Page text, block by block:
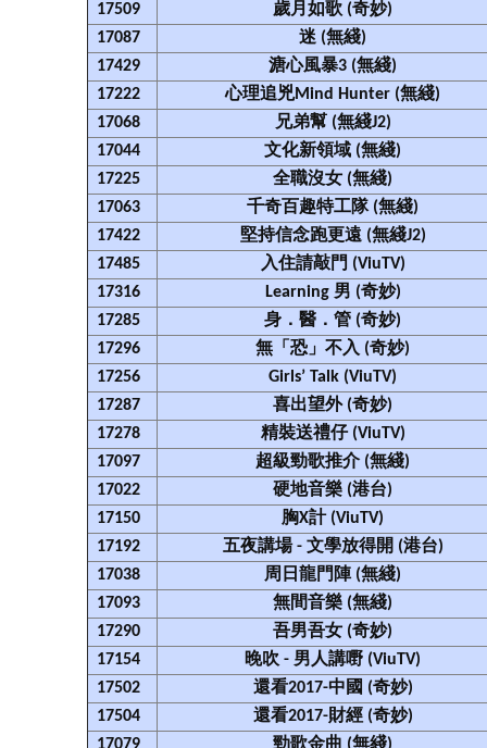
17509
歲月如歌 (奇妙)
17087
迷 (無綫)
17429
溏心風暴3 (無綫)
17222
心理追兇Mind Hunter (無綫)
17068
兄弟幫 (無綫J2)
17044
文化新領域 (無綫)
17225
全職沒女 (無綫)
17063
千奇百趣特工隊 (無綫)
17422
堅持信念跑更遠 (無綫J2)
17485
入住請敲門 (ViuTV)
17316
Learning 男 (奇妙)
17285
身．醫．管 (奇妙)
17296
無「恐」不入 (奇妙)
17256
Girls’ Talk (ViuTV)
17287
喜出望外 (奇妙)
17278
精裝送禮仔 (ViuTV)
17097
超級勁歌推介 (無綫)
17022
硬地音樂 (港台)
17150
胸X計 (ViuTV)
17192
五夜講場 - 文學放得開 (港台)
17038
周日龍門陣 (無綫)
17093
無間音樂 (無綫)
17290
吾男吾女 (奇妙)
17154
晚吹 - 男人講嘢 (ViuTV)
17502
還看2017-中國 (奇妙)
17504
還看2017-財經 (奇妙)